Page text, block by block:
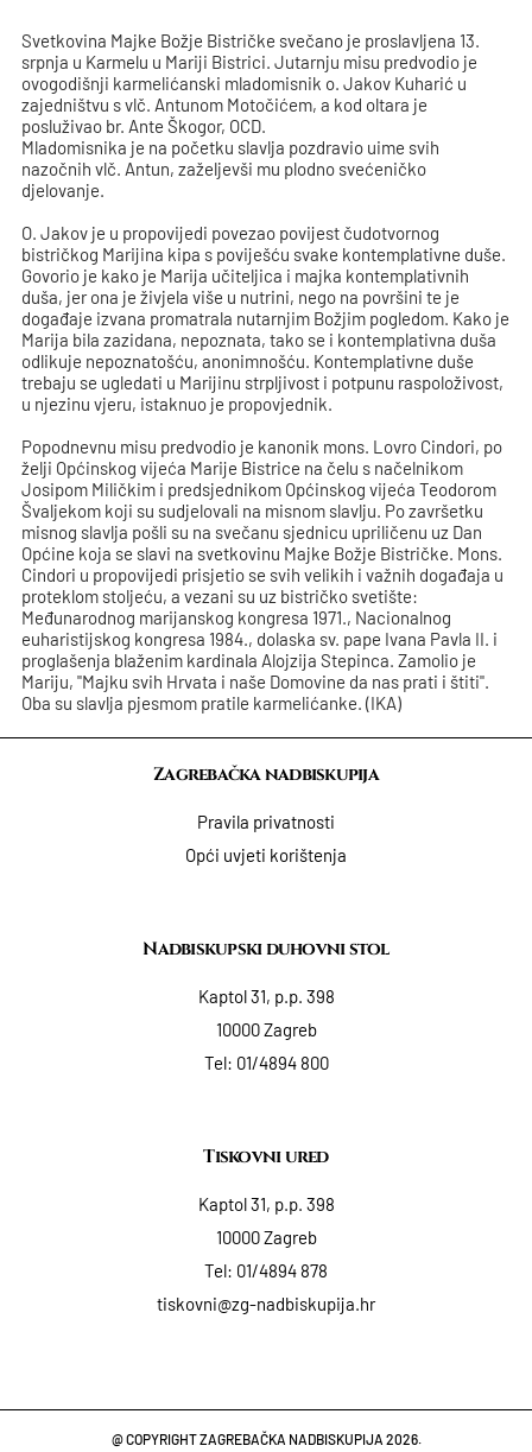
Svetkovina Majke Božje Bistričke svečano je proslavljena 13.
srpnja u Karmelu u Mariji Bistrici. Jutarnju misu predvodio je
ovogodišnji karmelićanski mladomisnik o. Jakov Kuharić u
zajedništvu s vlč. Antunom Motočićem, a kod oltara je
posluživao br. Ante Škogor, OCD.
Mladomisnika je na početku slavlja pozdravio uime svih
nazočnih vlč. Antun, zaželjevši mu plodno svećeničko
djelovanje.
O. Jakov je u propovijedi povezao povijest čudotvornog
bistričkog Marijina kipa s poviješću svake kontemplativne duše.
Govorio je kako je Marija učiteljica i majka kontemplativnih
duša, jer ona je živjela više u nutrini, nego na površini te je
događaje izvana promatrala nutarnjim Božjim pogledom. Kako je
Marija bila zazidana, nepoznata, tako se i kontemplativna duša
odlikuje nepoznatošću, anonimnošću. Kontemplativne duše
trebaju se ugledati u Marijinu strpljivost i potpunu raspoloživost,
u njezinu vjeru, istaknuo je propovjednik.
Popodnevnu misu predvodio je kanonik mons. Lovro Cindori, po
želji Općinskog vijeća Marije Bistrice na čelu s načelnikom
Josipom Miličkim i predsjednikom Općinskog vijeća Teodorom
Švaljekom koji su sudjelovali na misnom slavlju. Po završetku
misnog slavlja pošli su na svečanu sjednicu upriličenu uz Dan
Općine koja se slavi na svetkovinu Majke Božje Bistričke. Mons.
Cindori u propovijedi prisjetio se svih velikih i važnih događaja u
proteklom stoljeću, a vezani su uz bistričko svetište:
Međunarodnog marijanskog kongresa 1971., Nacionalnog
euharistijskog kongresa 1984., dolaska sv. pape Ivana Pavla II. i
proglašenja blaženim kardinala Alojzija Stepinca. Zamolio je
Mariju, "Majku svih Hrvata i naše Domovine da nas prati i štiti".
Oba su slavlja pjesmom pratile karmelićanke. (IKA)
Zagrebačka nadbiskupija
Pravila privatnosti
Opći uvjeti korištenja
Nadbiskupski duhovni stol
Kaptol 31, p.p. 398
10000 Zagreb
Tel: 01/4894 800
Tiskovni ured
Kaptol 31, p.p. 398
10000 Zagreb
Tel: 01/4894 878
tiskovni@zg-nadbiskupija.hr
@ COPYRIGHT ZAGREBAČKA NADBISKUPIJA 2026.